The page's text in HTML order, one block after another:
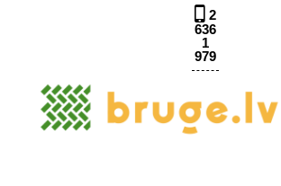
2
636
1
979